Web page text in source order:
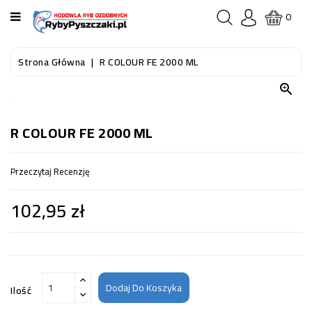
KATEGORIA
STRONA
AKWARIOWE
DO
WODNEGO
(SPRZĘT)
0
Strona Główna R COLOUR FE 2000 ML

R COLOUR FE 2000 ML
Przeczytaj Recenzję
102,95 zł
Ilość Dodaj Do Koszyka